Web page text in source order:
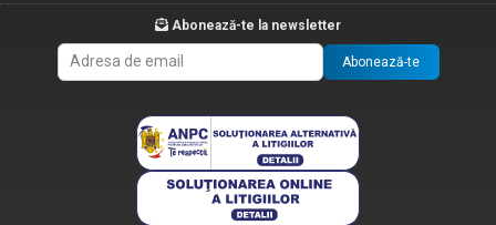
Abonează-te la newsletter
Abonează-te